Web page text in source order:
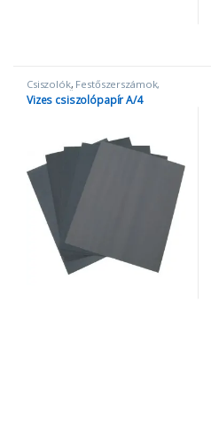
Csiszolók, Festőszerszámok,
kiegészítők
Vizes csiszolópapír A/4